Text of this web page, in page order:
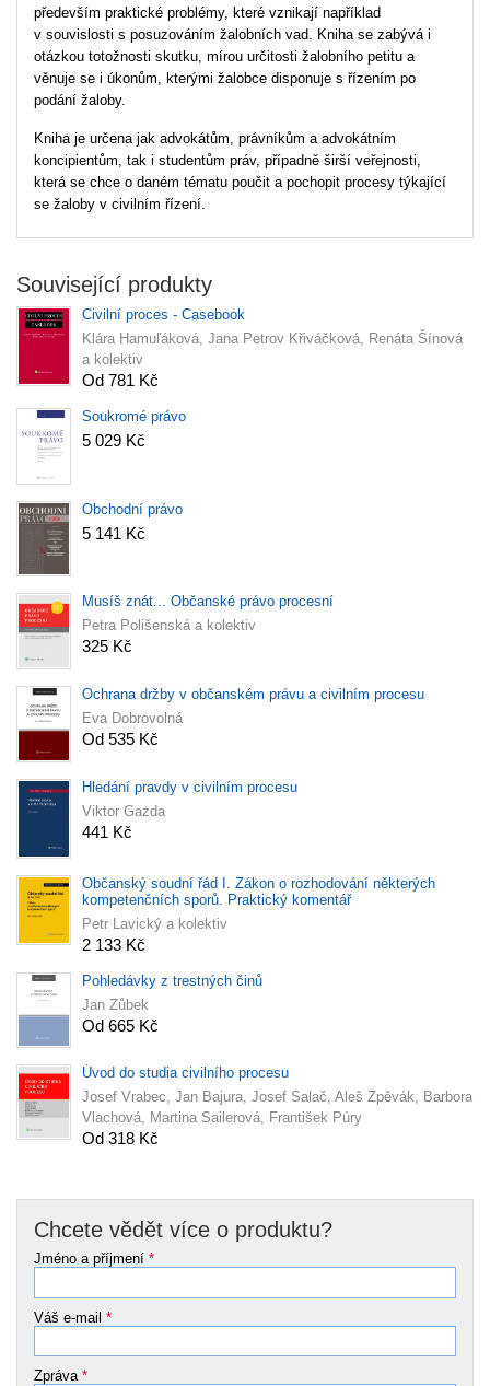
především praktické problémy, které vznikají například
v souvislosti s posuzováním žalobních vad. Kniha se zabývá i
otázkou totožnosti skutku, mírou určitosti žalobního petitu a
věnuje se i úkonům, kterými žalobce disponuje s řízením po
podání žaloby.
Kniha je určena jak advokátům, právníkům a advokátním
koncipientům, tak i studentům práv, případně širší veřejnosti,
která se chce o daném tématu poučit a pochopit procesy týkající
se žaloby v civilním řízení.
Související produkty
Civilní proces - Casebook
Klára Hamuľáková, Jana Petrov Křiváčková, Renáta Šínová
a kolektiv
Od 781 Kč
Soukromé právo
5 029 Kč
Obchodní právo
5 141 Kč
Musíš znát... Občanské právo procesní
Petra Polišenská a kolektiv
325 Kč
Ochrana držby v občanském právu a civilním procesu
Eva Dobrovolná
Od 535 Kč
Hledání pravdy v civilním procesu
Viktor Gazda
441 Kč
Občanský soudní řád I. Zákon o rozhodování některých
kompetenčních sporů. Praktický komentář
Petr Lavický a kolektiv
2 133 Kč
Pohledávky z trestných činů
Jan Zůbek
Od 665 Kč
Úvod do studia civilního procesu
Josef Vrabec, Jan Bajura, Josef Salač, Aleš Zpěvák, Barbora
Vlachová, Martina Sailerová, František Púry
Od 318 Kč
Chcete vědět více o produktu?
Jméno a příjmení *
Váš e-mail *
Zpráva *